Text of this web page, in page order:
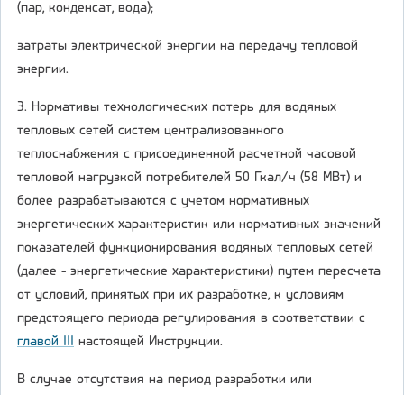
(пар, конденсат, вода);
затраты электрической энергии на передачу тепловой
энергии.
3. Нормативы технологических потерь для водяных
тепловых сетей систем централизованного
теплоснабжения с присоединенной расчетной часовой
тепловой нагрузкой потребителей 50 Гкал/ч (58 МВт) и
более разрабатываются с учетом нормативных
энергетических характеристик или нормативных значений
показателей функционирования водяных тепловых сетей
(далее - энергетические характеристики) путем пересчета
от условий, принятых при их разработке, к условиям
предстоящего периода регулирования в соответствии с
главой III
настоящей Инструкции.
В случае отсутствия на период разработки или